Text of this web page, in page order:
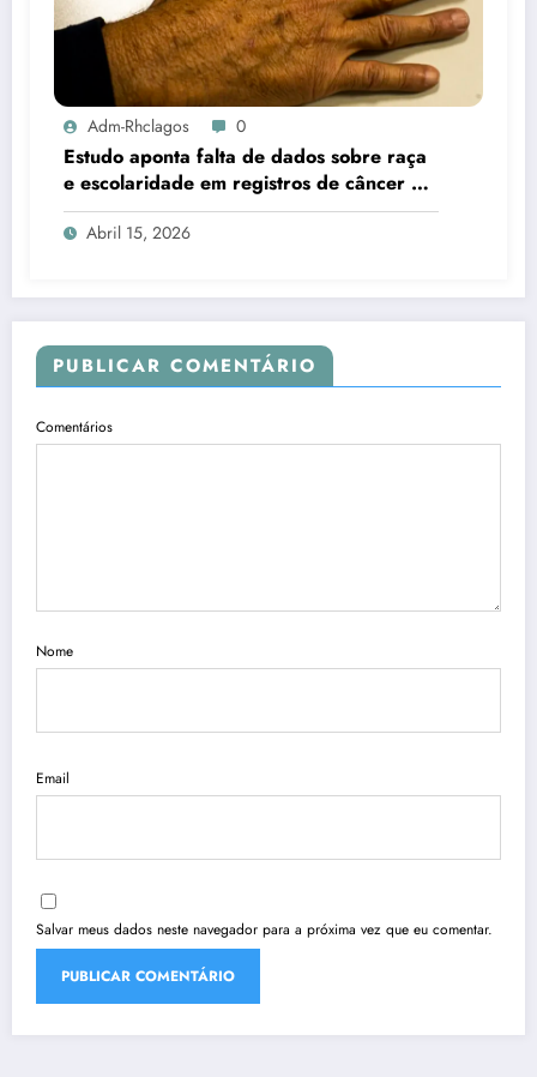
Adm-Rhclagos 0
Estudo aponta falta de dados sobre raça
e escolaridade em registros de câncer no
Brasil
Abril 15, 2026
PUBLICAR COMENTÁRIO
Comentários
Nome
Email
Salvar meus dados neste navegador para a próxima vez que eu comentar.